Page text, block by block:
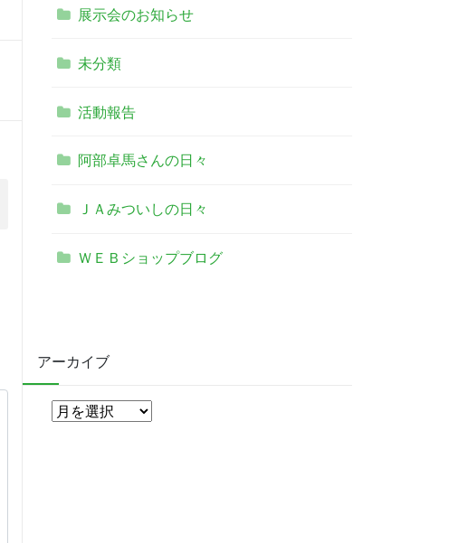
展示会のお知らせ
未分類
活動報告
阿部卓馬さんの日々
ＪＡみついしの日々
ＷＥＢショップブログ
アーカイブ
ア